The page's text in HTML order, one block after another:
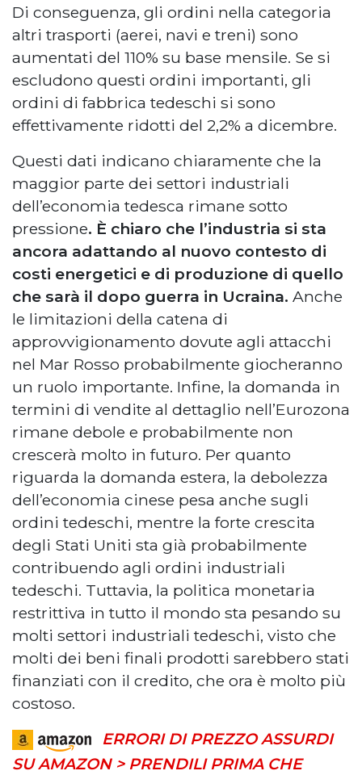
Di conseguenza, gli ordini nella categoria
altri trasporti (aerei, navi e treni) sono
aumentati del 110% su base mensile. Se si
escludono questi ordini importanti, gli
ordini di fabbrica tedeschi si sono
effettivamente ridotti del 2,2% a dicembre.
Questi dati indicano chiaramente che la
maggior parte dei settori industriali
dell’economia tedesca rimane sotto
pressione. È chiaro che l’industria si sta
ancora adattando al nuovo contesto di
costi energetici e di produzione di quello
che sarà il dopo guerra in Ucraina. Anche
le limitazioni della catena di
approvvigionamento dovute agli attacchi
nel Mar Rosso probabilmente giocheranno
un ruolo importante. Infine, la domanda in
termini di vendite al dettaglio nell’Eurozona
rimane debole e probabilmente non
crescerà molto in futuro. Per quanto
riguarda la domanda estera, la debolezza
dell’economia cinese pesa anche sugli
ordini tedeschi, mentre la forte crescita
degli Stati Uniti sta già probabilmente
contribuendo agli ordini industriali
tedeschi. Tuttavia, la politica monetaria
restrittiva in tutto il mondo sta pesando su
molti settori industriali tedeschi, visto che
molti dei beni finali prodotti sarebbero stati
finanziati con il credito, che ora è molto più
costoso.
ERRORI DI PREZZO ASSURDI
SU AMAZON > PRENDILI PRIMA CHE